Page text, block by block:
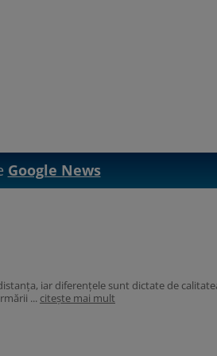
Google News
iar diferențele sunt dictate de
... citește mai mult